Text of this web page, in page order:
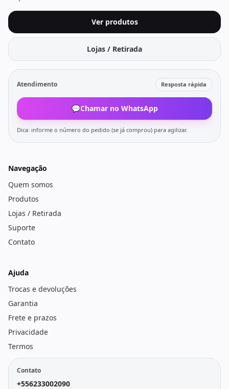
Ver produtos
Lojas / Retirada
Atendimento Resposta rápida
💬Chamar no WhatsApp
Dica: informe o número do pedido (se já comprou) para agilizar.
Navegação
Quem somos
Produtos
Lojas / Retirada
Suporte
Contato
Ajuda
Trocas e devoluções
Garantia
Frete e prazos
Privacidade
Termos
Contato
+556233002090